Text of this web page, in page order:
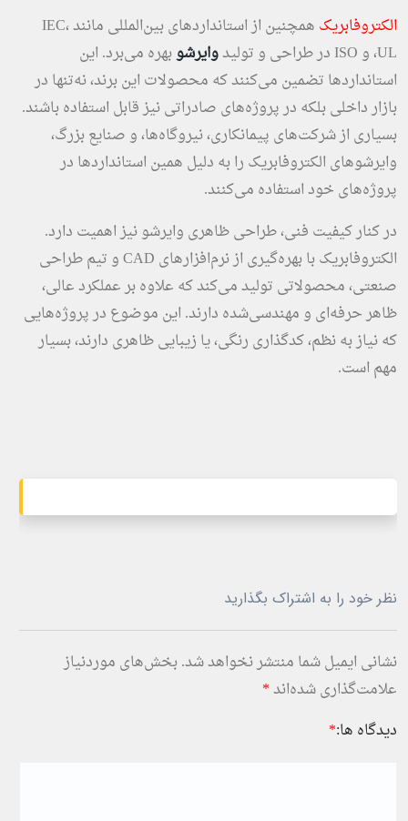
الکتروفابریک
همچنین از استانداردهای بین‌المللی مانند IEC،
UL، و ISO در طراحی و تولید
وایرشوبهره می‌برد. این
استانداردها تضمین می‌کنند که محصولات این برند، نه‌تنها در
بازار داخلی بلکه در پروژه‌های صادراتی نیز قابل استفاده باشند.
بسیاری از شرکت‌های پیمانکاری، نیروگاه‌ها، و صنایع بزرگ،
وایرشوهای الکتروفابریک را به دلیل همین استانداردها در
پروژه‌های خود استفاده می‌کنند.
در کنار کیفیت فنی، طراحی ظاهری وایرشو نیز اهمیت دارد.
الکتروفابریک با بهره‌گیری از نرم‌افزارهای CAD و تیم طراحی
صنعتی، محصولاتی تولید می‌کند که علاوه بر عملکرد عالی،
ظاهر حرفه‌ای و مهندسی‌شده دارند. این موضوع در پروژه‌هایی
که نیاز به نظم، کدگذاری رنگی، یا زیبایی ظاهری دارند، بسیار
مهم است.
نظر خود را به اشتراک بگذارید
نشانی ایمیل شما منتشر نخواهد شد. بخش‌های موردنیاز
علامت‌گذاری شده‌اند*
دیدگاه ها:*